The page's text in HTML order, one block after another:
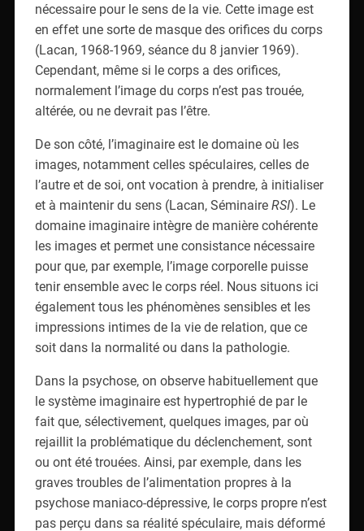
nécessaire pour le sens de la vie. Cette image est
en effet une sorte de masque des orifices du corps
(Lacan, 1968-1969, séance du 8 janvier 1969).
Cependant, même si le corps a des orifices,
normalement l’image du corps n’est pas trouée,
altérée, ou ne devrait pas l’être.
De son côté, l’imaginaire est le domaine où les
images, notamment celles spéculaires, celles de
l’autre et de soi, ont vocation à prendre, à initialiser
et à maintenir du sens (Lacan, Séminaire RSI). Le
domaine imaginaire intègre de manière cohérente
les images et permet une consistance nécessaire
pour que, par exemple, l’image corporelle puisse
tenir ensemble avec le corps réel. Nous situons ici
également tous les phénomènes sensibles et les
impressions intimes de la vie de relation, que ce
soit dans la normalité ou dans la pathologie.
Dans la psychose, on observe habituellement que
le système imaginaire est hypertrophié de par le
fait que, sélectivement, quelques images, par où
rejaillit la problématique du déclenchement, sont
ou ont été trouées. Ainsi, par exemple, dans les
graves troubles de l’alimentation propres à la
psychose maniaco-dépressive, le corps propre n’est
pas perçu dans sa réalité spéculaire, mais déformé